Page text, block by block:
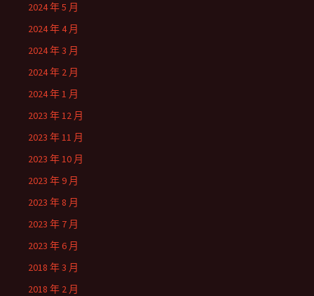
2024 年 5 月
2024 年 4 月
2024 年 3 月
2024 年 2 月
2024 年 1 月
2023 年 12 月
2023 年 11 月
2023 年 10 月
2023 年 9 月
2023 年 8 月
2023 年 7 月
2023 年 6 月
2018 年 3 月
2018 年 2 月